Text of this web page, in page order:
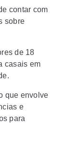
contar com
sobre
de 18
casais em
que envolve
e
para